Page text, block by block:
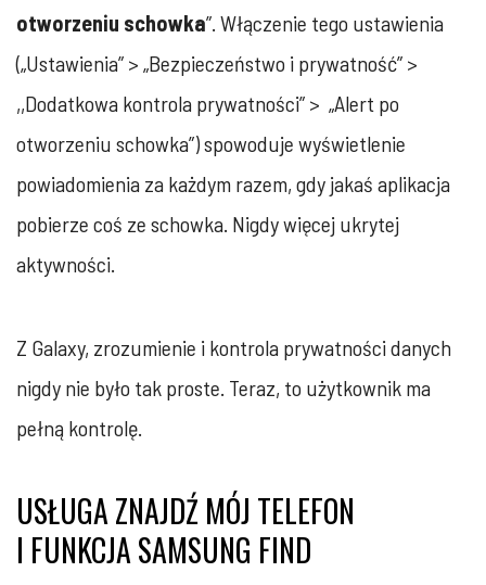
otworzeniu schowka”. Włączenie tego ustawienia
(„Ustawienia” > „Bezpieczeństwo i prywatność” >
,,Dodatkowa kontrola prywatności” > „Alert po
otworzeniu schowka”) spowoduje wyświetlenie
powiadomienia za każdym razem, gdy jakaś aplikacja
pobierze coś ze schowka. Nigdy więcej ukrytej
aktywności.
Z Galaxy, zrozumienie i kontrola prywatności danych
nigdy nie było tak proste. Teraz, to użytkownik ma
pełną kontrolę.
USŁUGA ZNAJDŹ MÓJ TELEFON
I FUNKCJA SAMSUNG FIND